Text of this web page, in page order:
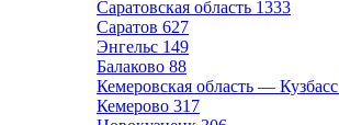
Саратовская область 1333
Саратов 627
Энгельс 149
Балаково 88
Кемеровская область — Кузбасс
Кемерово 317